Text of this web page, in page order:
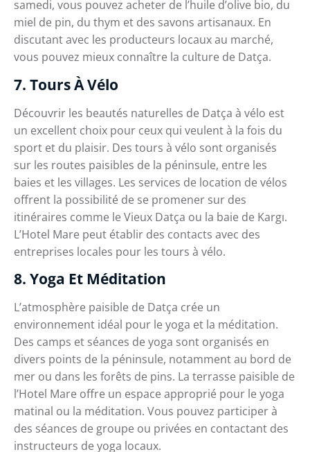
samedi, vous pouvez acheter de l’huile d’olive bio, du
miel de pin, du thym et des savons artisanaux. En
discutant avec les producteurs locaux au marché,
vous pouvez mieux connaître la culture de Datça.
7. Tours À Vélo
Découvrir les beautés naturelles de Datça à vélo est
un excellent choix pour ceux qui veulent à la fois du
sport et du plaisir. Des tours à vélo sont organisés
sur les routes paisibles de la péninsule, entre les
baies et les villages. Les services de location de vélos
offrent la possibilité de se promener sur des
itinéraires comme le Vieux Datça ou la baie de Kargı.
L’Hotel Mare peut établir des contacts avec des
entreprises locales pour les tours à vélo.
8. Yoga Et Méditation
L’atmosphère paisible de Datça crée un
environnement idéal pour le yoga et la méditation.
Des camps et séances de yoga sont organisés en
divers points de la péninsule, notamment au bord de
mer ou dans les forêts de pins. La terrasse paisible de
l’Hotel Mare offre un espace approprié pour le yoga
matinal ou la méditation. Vous pouvez participer à
des séances de groupe ou privées en contactant des
instructeurs de yoga locaux.